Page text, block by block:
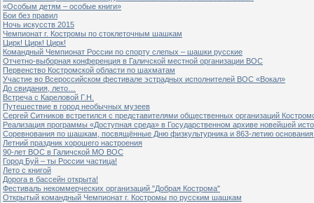
«Особым детям – особые книги»
Бои без правил
Ночь искусств 2015
Чемпионат г. Костромы по стоклеточным шашкам
Цирк! Цирк! Цирк!
Командный Чемпионат России по спорту слепых – шашки русские
Отчетно-выборная конференция в Галичской местной организации ВОС
Первенство Костромской области по шахматам
Участие во Всероссийском фестивале эстрадных исполнителей ВОС «Вокал»
До свидания, лето…
Встреча с Кареловой Г.Н.
Путешествие в город необычных музеев
Сергей Ситников встретился с представителями общественных организаций
Реализация программы «Доступная среда» в Государственном архиве новейшей
Соревнования по шашкам, посвящённые Дню физкультурника и 863-летию основания
Летний праздник хорошего настроения
90-лет ВОС в Галичской МО ВОС
Город Буй – ты России частица!
Лето с книгой
Дорога в бассейн открыта!
Фестиваль некоммерческих организаций "Добрая Кострома"
Открытый командный Чемпионат г. Костромы по русским шашкам